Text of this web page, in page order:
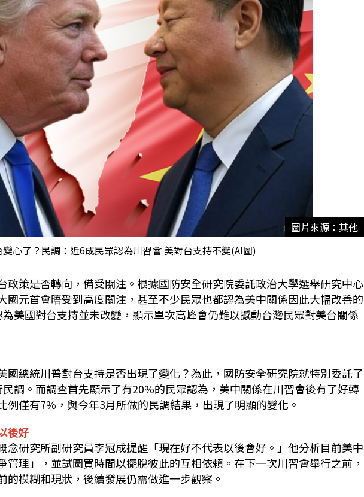
圖片來源：其他
變心了？民調：近6成民眾認為川習會 美對台支持不變(AI圖)
政策是否轉向，備受關注。根據國防安全研究院委託政治大學選舉研究中心
國元首會晤受到高度關注，甚至不少民眾也都認為美中關係因此大幅改善的
美國對台支持並未改變，顯示單次高峰會仍難以撼動台灣民眾對美台關係
國總統川普對台支持是否出現了變化？為此，國防安全研究院就特別委託了
調。而調查首先顯示了有20%的民眾認為，美中關係在川習會後有了好轉
例僅有7%，與今年3月所做的民調結果，出現了明顯的變化。
後好
念研究所副研究員李冠成提醒「現在好不代表以後會好。」他分析目前美中
管理」，並試圖買時間以擺脫彼此的互相依賴。在下一次川習會舉行之前，
的模糊和現狀，後續發展仍需做進一步觀察。